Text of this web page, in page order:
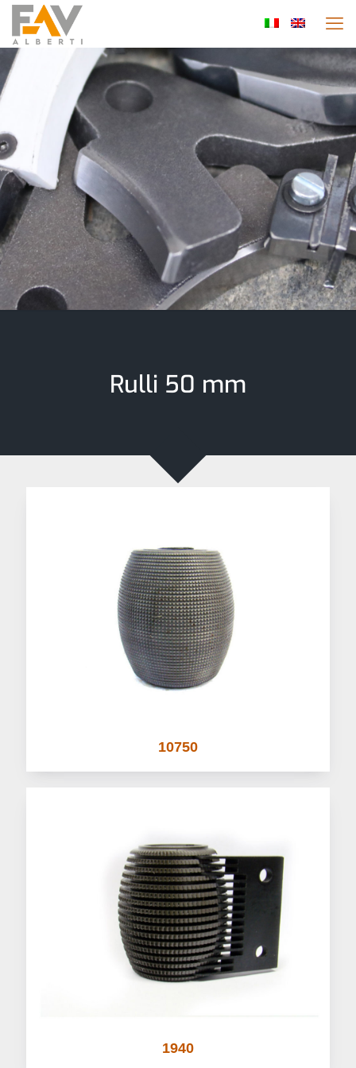
Rulli 50 mm
10750
1940